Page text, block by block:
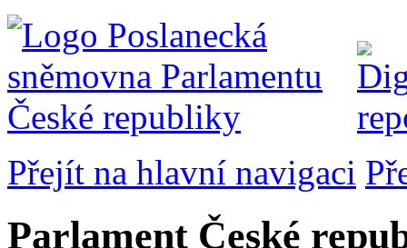
Přejít na hlavní navigaci
Parlament České